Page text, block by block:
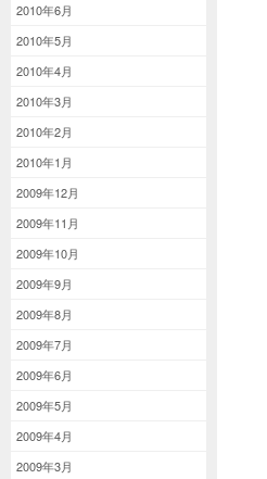
2010年6月
2010年5月
2010年4月
2010年3月
2010年2月
2010年1月
2009年12月
2009年11月
2009年10月
2009年9月
2009年8月
2009年7月
2009年6月
2009年5月
2009年4月
2009年3月